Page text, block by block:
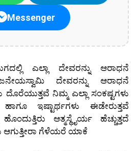
Messenger
ಎಲ್ಲಾ ದೇವರನ್ನು ಆರಾಧನೆ
ದೇವರನ್ನು ಆರಾಧನೆ
ನಿಮ್ಮ ಎಲ್ಲಾ ಸಂಕಷ್ಟಗಳು
ಇಷ್ಟಾರ್ಥಗಳು ಈಡೇರುತ್ತವೆ
ಆತ್ಮಸ್ಥೈರ್ಯ ಹೆಚ್ಚುತ್ತದೆ
ಆಗುತ್ತೀರಾ ಗೆಳೆಯರೆ ಯಾಕೆ